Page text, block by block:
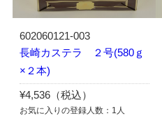
602060121-003
長崎カステラ ２号(580ｇ
×２本)
¥4,536（税込）
お気に入りの登録人数：1人